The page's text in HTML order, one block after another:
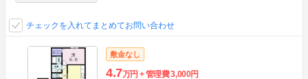
チェックを入れてまとめてお問い合わせ
敷金なし
4.7万円 管理費3,000円